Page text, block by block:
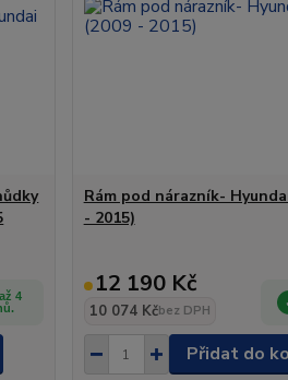
4
Rám pod nárazník-
- 2015)
12 190 Kč
10 074 Kčbez DPH
Přidat do